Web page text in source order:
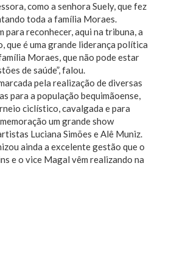
como a senhora Suely, que fez
toda a família Moraes.
para reconhecer, aqui na tribuna, a
que é uma grande liderança política
Moraes, que não pode estar
de saúde”, falou.
pela realização de diversas
para a população bequimãoense,
ciclístico, cavalgada e para
um grande show
Luciana Simões e Alê Muniz.
ainda a excelente gestão que o
e o vice Magal vêm realizando na